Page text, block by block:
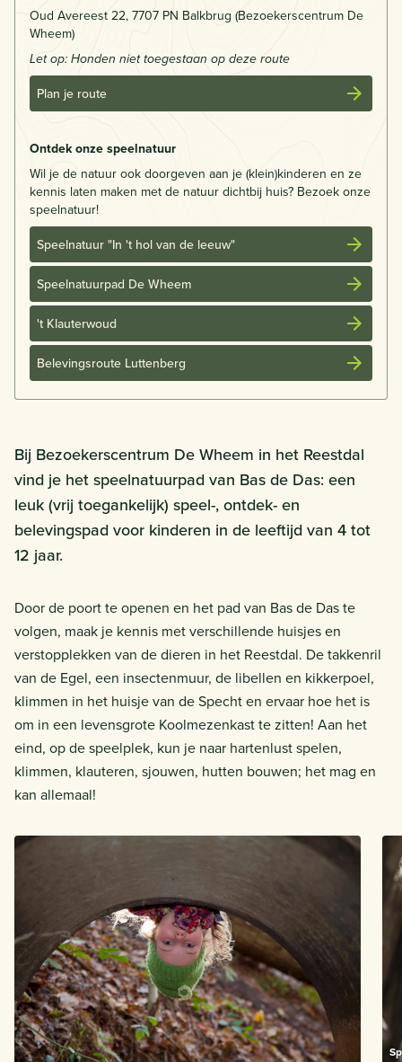
Oud Avereest 22, 7707 PN Balkbrug (Bezoekerscentrum De
Wheem)
Let op: Honden niet toegestaan op deze route
Plan je route
Ontdek onze speelnatuur
Wil je de natuur ook doorgeven aan je (klein)kinderen en ze
kennis laten maken met de natuur dichtbij huis? Bezoek onze
speelnatuur!
Speelnatuur "In 't hol van de leeuw"
Speelnatuurpad De Wheem
't Klauterwoud
Belevingsroute Luttenberg
Bij Bezoekerscentrum De Wheem in het Reestdal
vind je het speelnatuurpad van Bas de Das: een
leuk (vrij toegankelijk) speel-, ontdek- en
belevingspad voor kinderen in de leeftijd van 4 tot
12 jaar.
Door de poort te openen en het pad van Bas de Das te
volgen, maak je kennis met verschillende huisjes en
verstopplekken van de dieren in het Reestdal. De takkenril
van de Egel, een insectenmuur, de libellen en kikkerpoel,
klimmen in het huisje van de Specht en ervaar hoe het is
om in een levensgrote Koolmezenkast te zitten! Aan het
eind, op de speelplek, kun je naar hartenlust spelen,
klimmen, klauteren, sjouwen, hutten bouwen; het mag en
kan allemaal!